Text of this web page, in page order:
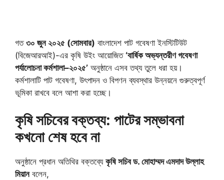
গত ৩০ জুন ২০২৫ (সোমবার) বাংলাদেশ পাট গবেষণা ইনস্টিটিউট
(বিজেআরআই)-এর কৃষি উইং আয়োজিত ‘বার্ষিক অভ্যন্তরীণ গবেষণা
পর্যালোচনা কর্মশালা–২০২৫’ অনুষ্ঠানে এসব তথ্য তুলে ধরা হয়।
কর্মশালাটি পাট গবেষণা, উৎপাদন ও বিপণন ব্যবস্থার উন্নয়নে গুরুত্বপূর্ণ
ভূমিকা রাখবে বলে আশা করা হচ্ছে।
কৃষি সচিবের বক্তব্য: পাটের সম্ভাবনা
কখনো শেষ হবে না
অনুষ্ঠানে প্রধান অতিথির বক্তব্যে কৃষি সচিব ড. মোহাম্মদ এমদাদ উল্লাহ
মিয়ানবলেন,